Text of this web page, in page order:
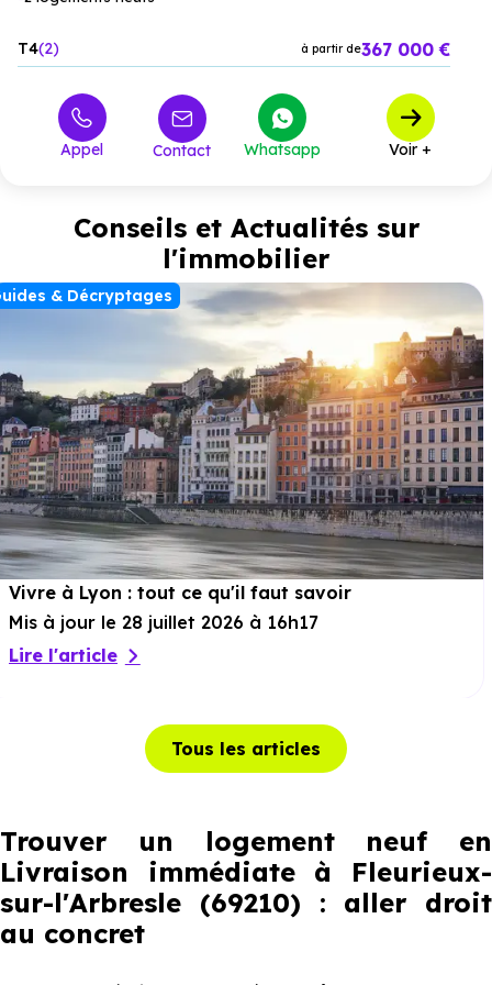
T4 2 à partir de367 000 €
Appel Contact Whatsapp Voir +
Conseils et Actualités sur
l'immobilier
& Décryptages
Vivre à Lyon : tout ce qu'il faut savoir
Mis à jour le 28 juillet 2026 à 16h17
Lire l'article
Tous les articles
Trouver un logement neuf en
Livraison immédiate à Fleurieux-
sur-l'Arbresle (69210) : aller droit
au concret